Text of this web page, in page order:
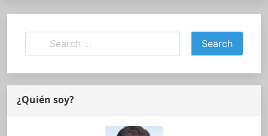
¿Quién soy?